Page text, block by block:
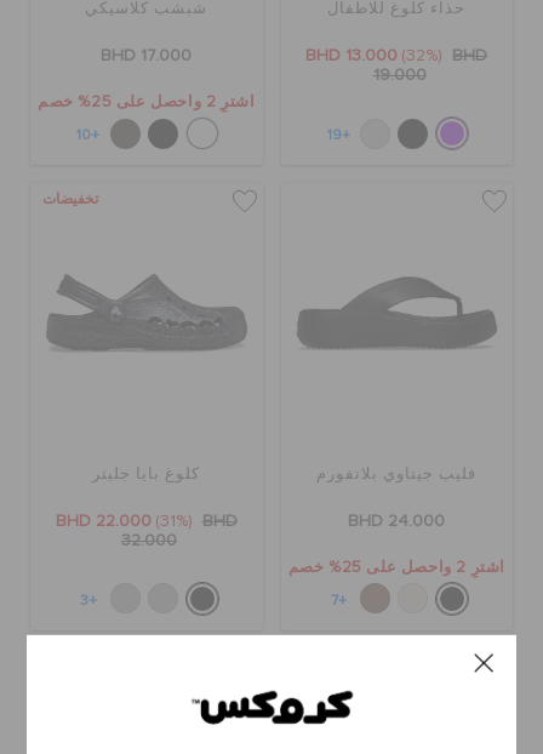
حذاء كلوغ للاطفال
BHD 13.000 (32%)
BHD
19.000
+19
شبشب كلاسيكي
BHD 17.000
اشترِ 2 واحصل على 25% خصم
+10
فليب جيتاوي بلاتفورم
BHD 24.000
اشترِ 2 واحصل على 25% خصم
+7
تخفيضات
كلوغ بايا جليتر
BHD 22.000 (31%)
BHD
32.000
+3